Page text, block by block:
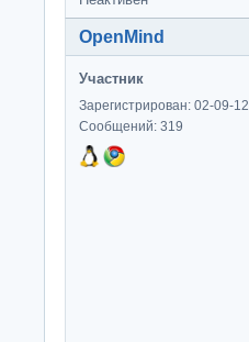
OpenMind
Участник
Зарегистрирован: 02-09-12
Сообщений: 319